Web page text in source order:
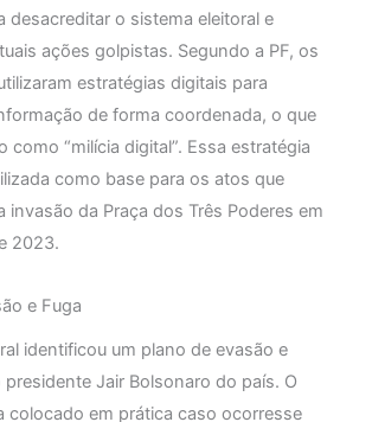
desacreditar o sistema eleitoral e
ações golpistas. Segundo a PF, os
estratégias digitais para
de forma coordenada, o que
como “milícia digital”. Essa estratégia
como base para os atos que
invasão da Praça dos Três Poderes em
2023.
e Fuga
identificou um plano de evasão e
Jair Bolsonaro do país. O
colocado em prática caso ocorresse